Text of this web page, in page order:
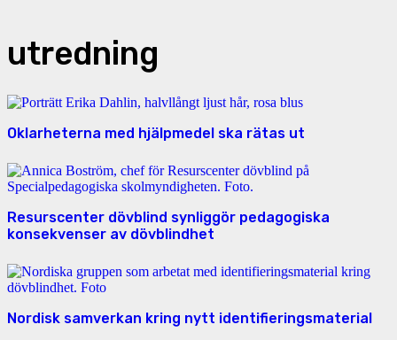
utredning
Oklarheterna med hjälpmedel ska rätas ut
Resurscenter dövblind synliggör pedagogiska
konsekvenser av dövblindhet
Nordisk samverkan kring nytt identifieringsmaterial